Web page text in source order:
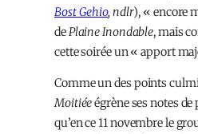
Bost Gehio, ndlr), « encore
de Plaine Inondable, mais
cette soirée un « apport
Comme un des points
Moitiéeégrène ses notes
qu’en ce 11 novembre le